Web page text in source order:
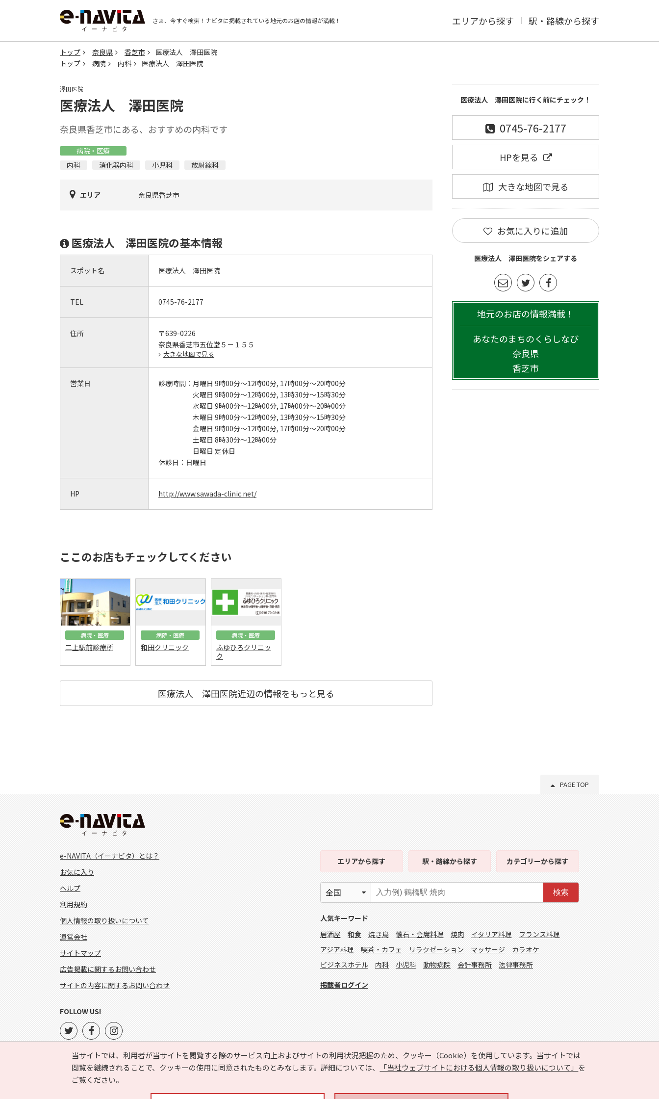
さぁ、今すぐ検索！ ナビタに掲載されている地元のお店の情報が満載！ エリアから探す 駅・路線から探す
トップ 奈良県 香芝市
医療法人 澤田医院
トップ
病院 内科 医療法人 澤田医院
澤田医院
医療法人 澤田医院
奈良県香芝市にある、おすすめの内科です
病院・医療
内科
消化器内科 小児科 放射線科
エリア 奈良県香芝市
医療法人 澤田医院の基本情報
スポット名 医療法人 澤田医院
TEL 0745-76-2177
住所
〒639-0226
奈良県香芝市五位堂５－１５５
大きな地図で見る
営業日 診療時間： 月曜日 9時00分～12時00分, 17時00分～20時00分
火曜日 9時00分～12時00分, 13時30分～15時30分
水曜日 9時00分～12時00分, 17時00分～20時00分
木曜日 9時00分～12時00分, 13時30分～15時30分
金曜日 9時00分～12時00分, 17時00分～20時00分
土曜日 8時30分～12時00分
日曜日 定休日
休診日： 日曜日
HP http://www.sawada-clinic.net/
ここのお店もチェックしてください
病院・医療
二上駅前診療所
病院・医療
和田クリニック
病院・医療
ふゆひろクリニッ
ク
医療法人 澤田医院近辺の情報をもっと見る
医療法人 澤田医院に行く前にチェック！
0745-76-2177
HPを見る
大きな地図で見る
お気に入りに追加
医療法人 澤田医院をシェアする
地元のお店の情報満載！
あなたのまちのくらしなび
奈良県
香芝市
PAGE TOP
当サイトでは、利用者が当サイトを閲覧する際のサービス向上およびサイトの利用状況把握のため、クッキー（Cookie）を使用しています。当サイトでは
閲覧を継続されることで、クッキーの使用に同意されたものとみなします。詳細については、
「当社ウェブサイトにおける個人情報の取り扱いについて」 を
ご覧ください。
e-NAVITA（イーナビタ）とは？
お気に入り
ヘルプ
利用規約
個人情報の取り扱いについて
運営会社
サイトマップ
広告掲載に関するお問い合わせ
サイトの内容に関するお問い合わせ
エリアから探す 駅・路線から探す カテゴリーから探す
検索
人気キーワード
居酒屋
和食 焼き鳥 懐石・会席料理 焼肉 イタリア料理
フランス料理
アジア料理
喫茶・カフェ リラクゼーション マッサージ
カラオケ
ビジネスホテル
内科 小児科 動物病院 会計事務所 法律事務所
掲載者ログイン
FOLLOW US!
Copyright © HYOJITO.Co.,Ltd. All Rights Reserved.